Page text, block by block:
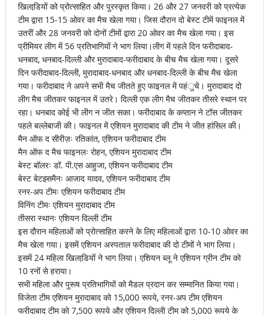
खिलाडि़यों को प्रोत्साहित और पुरस्कृत किया। 26 और 27 जनवरी को प्रत्येक
टीम द्वारा 15-15 ओवर का मैच खेला गया। जिस दौरान दो बेस्ट टीमें फाइनल में
उतरीं और 28 जनवरी को दोनों टीमों द्वारा 20 ओवर का मैच खेला गया। इस
प्रीमियर लीग में 56 प्रतिभागियों ने भाग लिया।लीग में पहले दिन फरीदाबाद-
धनबाद, धनबाद-दिल्ली और मुरादाबाद-फरीदाबाद के बीच मैच खेला गया। दूसरे
दिन फरीदाबाद-दिल्ली, मुरादाबाद-धनबाद और धनबाद-दिल्ली के बीच मैच खेला
गया। फरीदाबाद ने अपने सभी मैच जीतते हुए फाइनल में पहंुचे। मुरादाबाद दो
लीग मैच जीतकर फाइनल में उतरे। दिल्ली एक लीग मैच जीतकर तीसरे स्थान पर
रहा। धनबाद कोई भी लीग न जीत सका। फरीदाबाद के कप्तान ने टॉस जीतकर
पहले बल्लेबाजी की। फाइनल में एशियन मुरादाबाद की टीम ने जीत हांसिल की।
मैन ऑफ द सीरीज़ः रतिकांत, एशियन फरीदाबाद टीम
मैन ऑफ द मैच फाइनलः रोहन, एशियन मुरादाबाद टीम
बेस्ट बॉलरः डॉ. पी.एस आहुजा, एशियन फरीदाबाद टीम
बेस्ट बेटझ्समैनः आजाद यादव, एशियन फरीदाबाद टीम
रनर-अप टीमः एशियन फरीदाबाद टीम
विनिंग टीमः एशियन मुरादाबाद टीम
तीसरा स्थानः एशियन दिल्ली टीम
इस दौरान महिलाओं को प्रोत्साहित करने के लिए महिलाओं द्वारा 10-10 ओवर का
मैच खेला गया। इसमें एशियन अस्पताल फरीदाबाद की दो टीमों ने भाग लिया।
इसमें 24 महिला खिलाडि़यों ने भाग लिया। एशियन ब्लू ने एशियन ग्रीन टीम को
10 रनों से हराया।
सभी महिला और पुरूष प्रतिभागियों को मैडल प्रदान कर सम्मानित किया गया।
विजेता टीम एशियन मुरादाबाद को 15,000 रूपये, रनर-अप टीम एशियन
फरीदाबाद टीम को 7,500 रूपये और एशियन दिल्ली टीम को 5,000 रूपये के